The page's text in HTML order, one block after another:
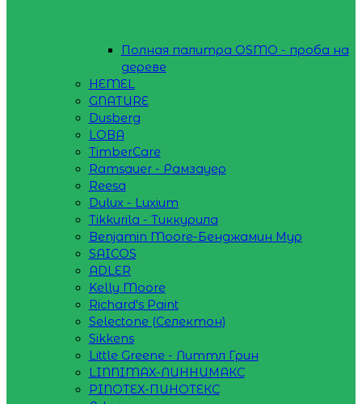
Полная палитра OSMO - проба на
дереве
HEMEL
GNATURE
Dusberg
LOBA
TimberCare
Ramsauer - Рамзауер
Reesa
Dulux - Luxium
Tikkurila - Тиккурила
Benjamin Moore-Бенджамин Мур
SAICOS
ADLER
Kelly Moore
Richard's Paint
Selectone (Селектон)
Sikkens
Little Greene - Литтл Грин
LINNIMAX-ЛИННИМАКС
PINOTEX-ПИНОТЕКС